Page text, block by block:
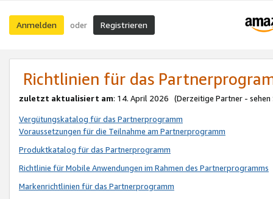
Anmelden oder Registrieren
Richtlinien für das
zuletzt aktualisiert am: 14. April 2026 (Derzeitige Partner - sehen
Vergütungskatalog für das Partnerprogramm
Voraussetzungen für die Teilnahme am Partnerprogramm
Produktkatalog für das Partnerprogramm
Richtlinie für Mobile Anwendungen im Rahmen des Partnerprogramms
Markenrichtlinien für das Partnerprogramm